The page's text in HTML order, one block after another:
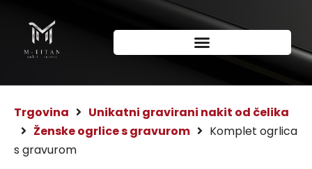
Trgovina
Unikatni gravirani nakit od čelika
Ženske ogrlice s gravurom
Komplet ogrlica
s gravurom